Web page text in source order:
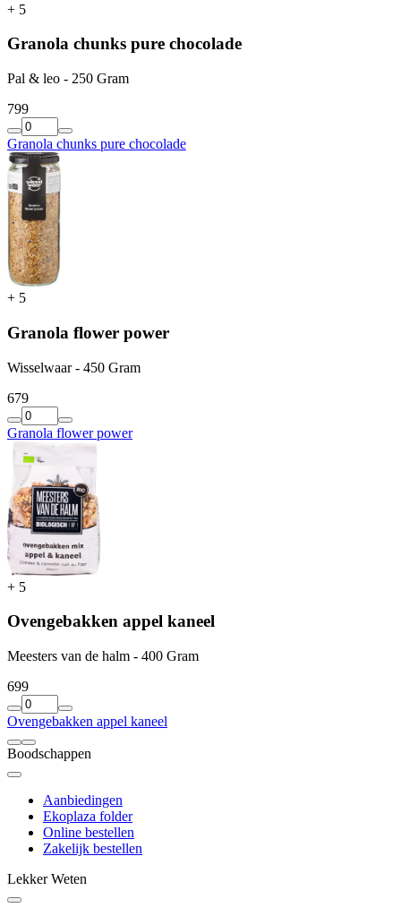
+ 5
Granola chunks pure chocolade
Pal & leo - 250 Gram
799
Granola chunks pure chocolade
+ 5
Granola flower power
Wisselwaar - 450 Gram
679
Granola flower power
+ 5
Ovengebakken appel kaneel
Meesters van de halm - 400 Gram
699
Ovengebakken appel kaneel
Boodschappen
Aanbiedingen
Ekoplaza folder
Online bestellen
Zakelijk bestellen
Lekker Weten